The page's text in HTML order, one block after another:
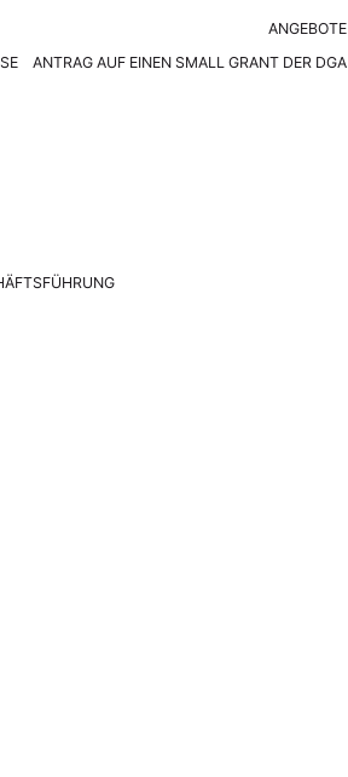
ANGEBOTE
ANTRAG AUF EINEN SMALL GRANT DER DGA